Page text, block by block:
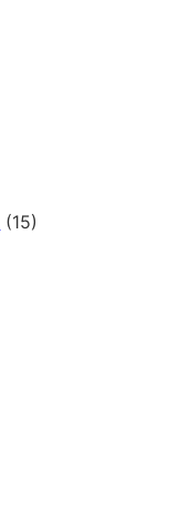
(15)